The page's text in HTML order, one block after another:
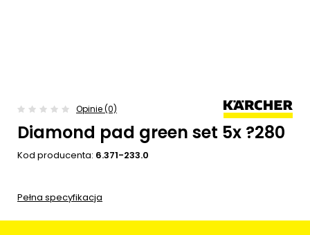
Opinie (0)
Diamond pad green set 5x ?280
Kod producenta: 6.371-233.0
Pełna specyfikacja